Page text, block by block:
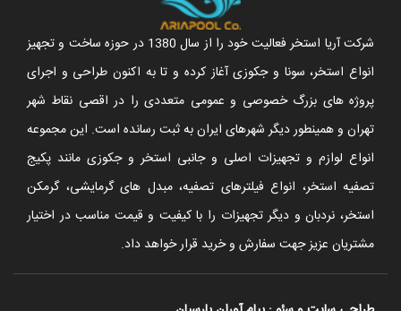
شرکت آریا استخر فعالیت خود را از سال 1380 در حوزه ساخت و تجهیز
انواع استخر، سونا و جکوزی آغاز کرده و تا به اکنون طراحی و اجرای
پروژه های بزرگ خصوصی و عمومی متعددی را در اقصی نقاط شهر
تهران و همینطور دیگر شهرهای ایران به ثبت رسانده است. این مجموعه
انواع لوازم و تجهیزات اصلی و جانبی استخر و جکوزی مانند پکیج
تصفیه استخر، انواع فیلترهای تصفیه، مبدل های گرمایشی، گرمکن
استخر، نردبان و دیگر تجهیزات را با کیفیت و قیمت مناسب در اختیار
مشتریان عزیز جهت سفارش و خرید قرار خواهد داد.